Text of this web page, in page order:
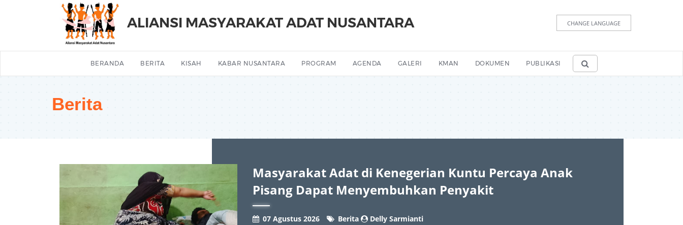
ALIANSI MASYARAKAT ADAT NUSANTARA CHANGE LANGUAGE
BERANDA BERITA KISAH KABAR NUSANTARA PROGRAM AGENDA GALERI KMAN DOKUMEN PUBLIKASI
Berita
Masyarakat Adat di Kenegerian Kuntu Percaya Anak
Pisang Dapat Menyembuhkan Penyakit
07 Agustus 2026 Berita Delly Sarmianti